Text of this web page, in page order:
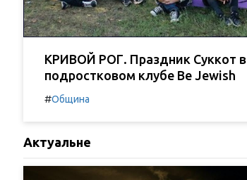
КРИВОЙ РОГ. Праздник Суккот в
подростковом клубе Be Jewish
#Община
Актуальне